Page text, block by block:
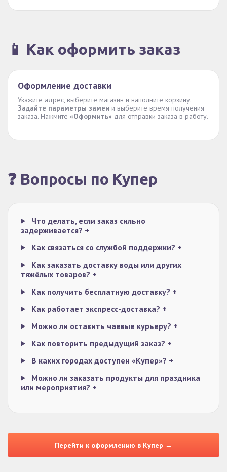
📱 Как оформить заказ
Оформление доставки
Укажите адрес, выберите магазин и наполните корзину.
Задайте параметры замен и выберите время получения
заказа. Нажмите «Оформить» для отправки заказа в работу.
❓ Вопросы по Купер
Что делать, если заказ сильно
задерживается? +
Как связаться со службой поддержки? +
Как заказать доставку воды или других
тяжёлых товаров? +
Как получить бесплатную доставку? +
Как работает экспресс-доставка? +
Можно ли оставить чаевые курьеру? +
Как повторить предыдущий заказ? +
В каких городах доступен «Купер»? +
Можно ли заказать продукты для праздника
или мероприятия? +
Перейти к оформлению в Купер →